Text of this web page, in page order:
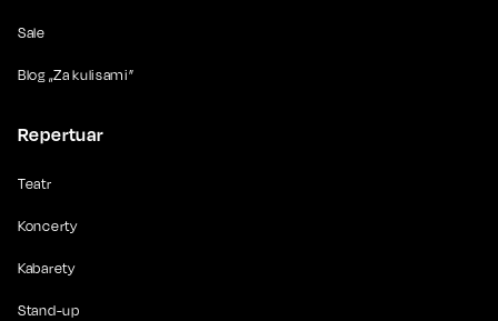
Sale
Blog „Za kulisami”
Repertuar
Teatr
Koncerty
Kabarety
Stand-up